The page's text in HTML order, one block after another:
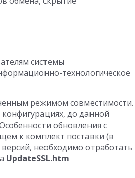
системы
технологическое
режимом совместимости.
до данной
обновления с
к комплект поставки (в
необходимо отработать
UpdateSSL.htm